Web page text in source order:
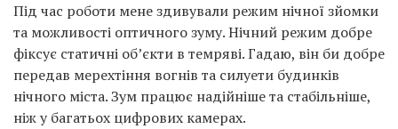
Під час роботи мене здивували режим нічної зйомки
та можливості оптичного зуму. Нічний режим добре
фіксує статичні об’єкти в темряві. Гадаю, він би добре
передав мерехтіння вогнів та силуети будинків
нічного міста. Зум працює надійніше та стабільніше,
ніж у багатьох цифрових камерах.